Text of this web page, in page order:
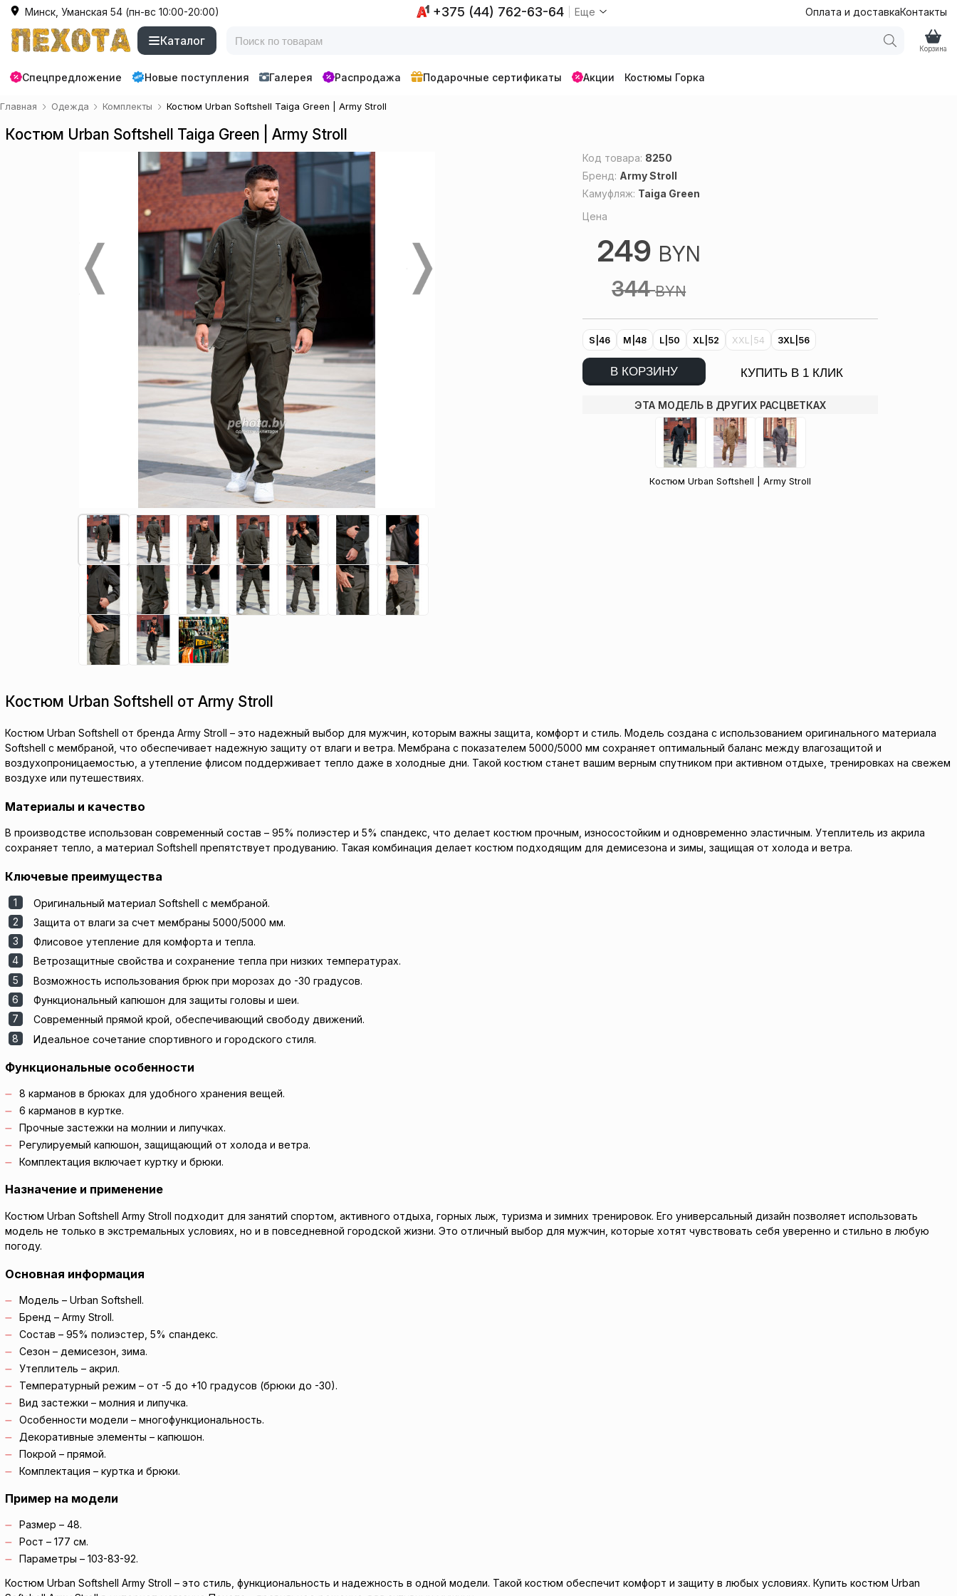
Минск, Уманская 54 (пн-вс 10:00-20:00) +375 (44) 762-63-64 Еще Оплата и доставкаКонтакты
Каталог
Корзина
Спецпредложение Новые поступления Галерея Распродажа Подарочные сертификаты Акции Костюмы Горка
Главная Одежда Комплекты Костюм Urban Softshell Taiga Green | Army Stroll
Костюм Urban Softshell Taiga Green | Army Stroll
Код товара: 8250
Бренд: Army Stroll
Камуфляж: Taiga Green
Цена
249 BYN
344BYN
S|46 M|48 L|50 XL|52 XXL|54 3XL|56
В КОРЗИНУ КУПИТЬ В 1 КЛИК
ЭТА МОДЕЛЬ В ДРУГИХ РАСЦВЕТКАХ
Костюм Urban Softshell | Army Stroll
Костюм Urban Softshell от Army Stroll
Костюм Urban Softshell от бренда Army Stroll – это надежный выбор для мужчин, которым важны защита, комфорт и стиль. Модель создана с использованием оригинального материала
Softshell с мембраной, что обеспечивает надежную защиту от влаги и ветра. Мембрана с показателем 5000/5000 мм сохраняет оптимальный баланс между влагозащитой и
воздухопроницаемостью, а утепление флисом поддерживает тепло даже в холодные дни. Такой костюм станет вашим верным спутником при активном отдыхе, тренировках на свежем
воздухе или путешествиях.
Материалы и качество
В производстве использован современный состав – 95% полиэстер и 5% спандекс, что делает костюм прочным, износостойким и одновременно эластичным. Утеплитель из акрила
сохраняет тепло, а материал Softshell препятствует продуванию. Такая комбинация делает костюм подходящим для демисезона и зимы, защищая от холода и ветра.
Ключевые преимущества
Оригинальный материал Softshell с мембраной.
Защита от влаги за счет мембраны 5000/5000 мм.
Флисовое утепление для комфорта и тепла.
Ветрозащитные свойства и сохранение тепла при низких температурах.
Возможность использования брюк при морозах до -30 градусов.
Функциональный капюшон для защиты головы и шеи.
Современный прямой крой, обеспечивающий свободу движений.
Идеальное сочетание спортивного и городского стиля.
Функциональные особенности
8 карманов в брюках для удобного хранения вещей.
6 карманов в куртке.
Прочные застежки на молнии и липучках.
Регулируемый капюшон, защищающий от холода и ветра.
Комплектация включает куртку и брюки.
Назначение и применение
Костюм Urban Softshell Army Stroll подходит для занятий спортом, активного отдыха, горных лыж, туризма и зимних тренировок. Его универсальный дизайн позволяет использовать
модель не только в экстремальных условиях, но и в повседневной городской жизни. Это отличный выбор для мужчин, которые хотят чувствовать себя уверенно и стильно в любую
погоду.
Основная информация
Модель – Urban Softshell.
Бренд – Army Stroll.
Состав – 95% полиэстер, 5% спандекс.
Сезон – демисезон, зима.
Утеплитель – акрил.
Температурный режим – от -5 до +10 градусов (брюки до -30).
Вид застежки – молния и липучка.
Особенности модели – многофункциональность.
Декоративные элементы – капюшон.
Покрой – прямой.
Комплектация – куртка и брюки.
Пример на модели
Размер – 48.
Рост – 177 см.
Параметры – 103-83-92.
Костюм Urban Softshell Army Stroll – это стиль, функциональность и надежность в одной модели. Такой костюм обеспечит комфорт и защиту в любых условиях. Купить костюм Urban